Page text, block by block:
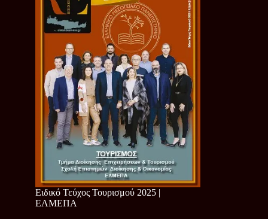
Ειδικό Τεύχος Τουρισμού 2025 |
ΕΛΜΕΠΑ